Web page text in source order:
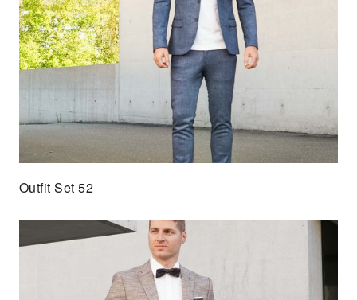
Outfit Set 52